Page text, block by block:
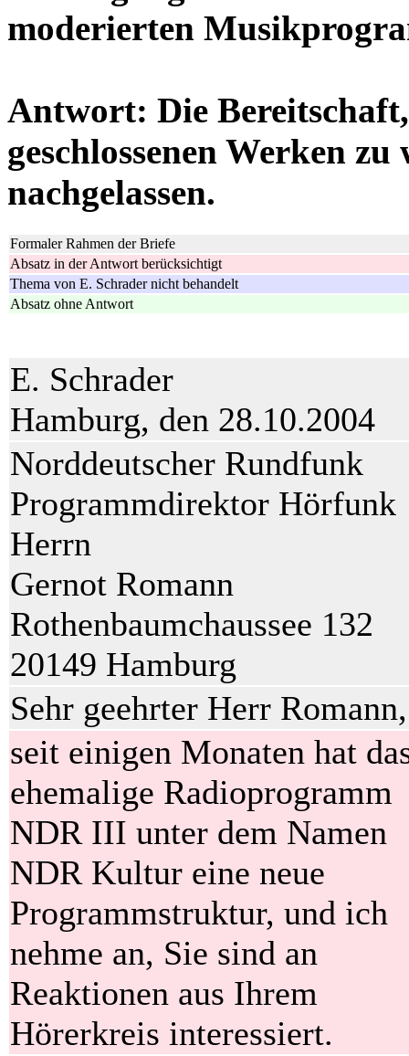
moderierten
Antwort: Die
geschlossenen Werken
nachgelassen.
Formaler Rahmen der Briefe
Absatz in der Antwort berücksichtigt
Thema von E. Schrader nicht behandelt
Absatz ohne Antwort
E. Schrader
Hamburg, den 28.10.2004
Norddeutscher Rundfunk
Programmdirektor Hörfunk
Herrn
Gernot Romann
Rothenbaumchaussee 132
20149 Hamburg
Sehr geehrter Herr Romann,
seit einigen Monaten hat
ehemalige Radioprogramm
NDR III unter dem Namen
NDR Kultur eine neue
Programmstruktur, und ich
nehme an, Sie sind an
Reaktionen aus Ihrem
Hörerkreis interessiert.